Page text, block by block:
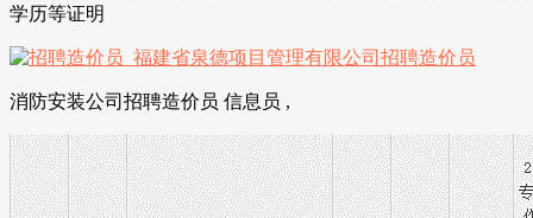
学历等证明
消防安装公司招聘造价员 信息员 ,